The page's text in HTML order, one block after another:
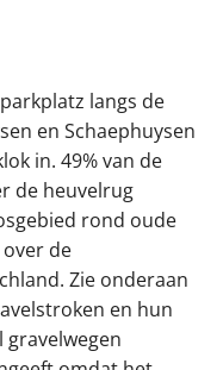
langs de
en Schaephuysen
in. 49% van de
de heuvelrug
rond oude
de
Zie onderaan
en hun